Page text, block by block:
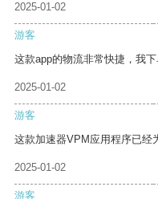
2025-01-02
游客
这款app的物流非常快捷，我下
2025-01-02
游客
这款加速器VPM应用程序已经
2025-01-02
游客